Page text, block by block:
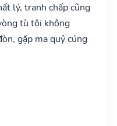
lý, tranh chấp cũng
tù tội không
gặp ma quỷ cúng